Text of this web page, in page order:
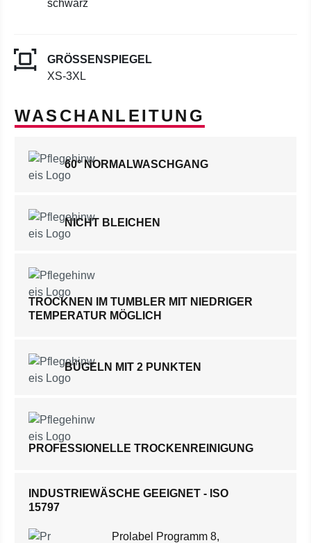
schwarz
GRÖSSENSPIEGEL
XS-3XL
WASCHANLEITUNG
60° NORMALWASCHGANG
NICHT BLEICHEN
TROCKNEN IM TUMBLER MIT NIEDRIGER
TEMPERATUR MÖGLICH
BÜGELN MIT 2 PUNKTEN
PROFESSIONELLE TROCKENREINIGUNG
INDUSTRIEWÄSCHE GEEIGNET - ISO
15797
Prolabel Programm 8,